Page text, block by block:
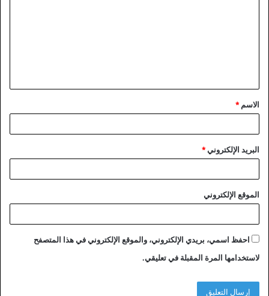
ق
*
الاسم *
البريد الإلكتروني*
الموقع الإلكتروني
احفظ اسمي، بريدي الإلكتروني، والموقع الإلكتروني في هذا المتصفح
لاستخدامها المرة المقبلة في تعليقي.